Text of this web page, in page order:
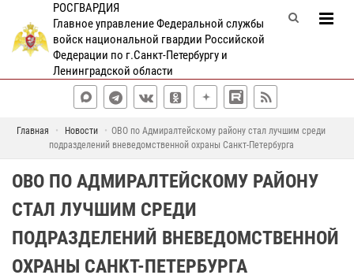
РОСГВАРДИЯ
Главное управление Федеральной службы
войск национальной гвардии Российской
Федерации по г.Санкт-Петербургу и
Ленинградской области
Главная Новости
ОВО по Адмиралтейскому району стал лучшим среди
подразделений вневедомственной охраны Санкт-Петербурга
ОВО ПО АДМИРАЛТЕЙСКОМУ РАЙОНУ
СТАЛ ЛУЧШИМ СРЕДИ
ПОДРАЗДЕЛЕНИЙ ВНЕВЕДОМСТВЕННОЙ
ОХРАНЫ САНКТ-ПЕТЕРБУРГА